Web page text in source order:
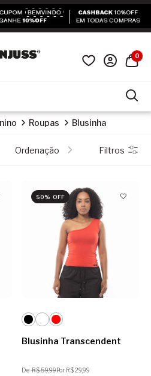
0
Roupas Blusinha
Ordenação Filtros
50% OFF
Blusinha Transcendent
DeR$ 59,99Por R$ 29,99